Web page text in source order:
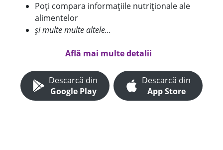
Poți compara informațiile nutriționale ale
alimentelor
și multe multe altele...
Află mai multe detalii
Descarcă din
Google Play
Descarcă din
App Store